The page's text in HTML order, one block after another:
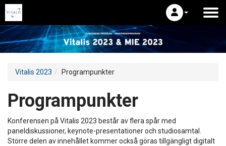
Vitalis 2023 Programpunkter
Programpunkter
Konferensen på Vitalis 2023 består av flera spår med
paneldiskussioner, keynote-presentationer och studiosamtal.
Större delen av innehållet kommer också göras tillgängligt digitalt